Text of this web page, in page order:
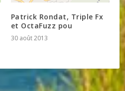
Patrick Rondat, Triple Fx
et OctaFuzz pou
30 août 2013